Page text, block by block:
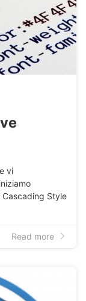
vi
Cascading Style
Read more